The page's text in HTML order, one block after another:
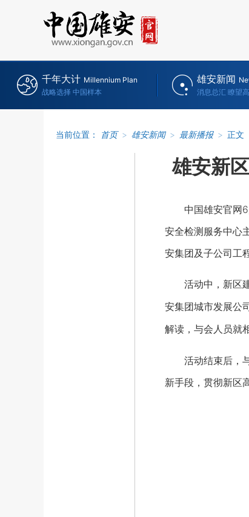
千年大计 Millennium Plan
战略选择 中国样本
雄安新闻
消息总汇 瞭望
当前位置： 首页 > 雄安新闻 > 最新播报 > 正文
雄安新
中国雄安官网6
安全检测服务中心
安集团及子公司工
活动中，新区建
安集团城市发展公
解读，与会人员就
活动结束后，与
新手段，贯彻新区